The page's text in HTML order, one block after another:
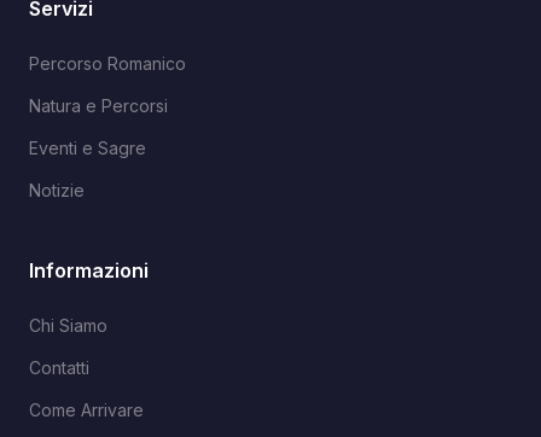
Servizi
Percorso Romanico
Natura e Percorsi
Eventi e Sagre
Notizie
Informazioni
Chi Siamo
Contatti
Come Arrivare